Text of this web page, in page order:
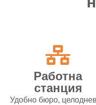
Работна
станция
Удобно бюро,